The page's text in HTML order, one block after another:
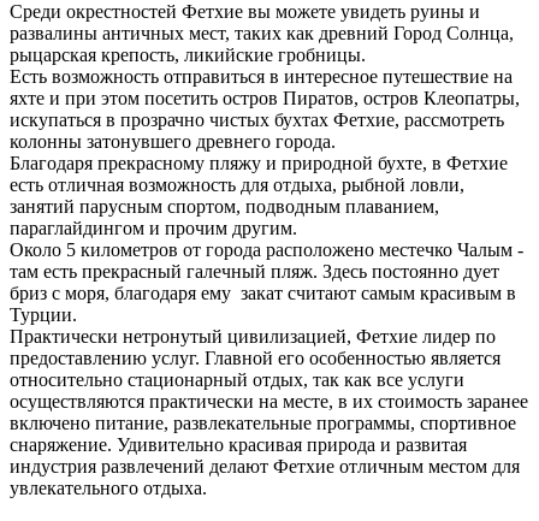
Среди окрестностей Фетхие вы можете увидеть руины и
развалины античных мест, таких как древний Город Солнца,
рыцарская крепость, ликийские гробницы.
Есть возможность отправиться в интересное путешествие на
яхте и при этом посетить остров Пиратов, остров Клеопатры,
искупаться в прозрачно чистых бухтах Фетхие, рассмотреть
колонны затонувшего древнего города.
Благодаря прекрасному пляжу и природной бухте, в Фетхие
есть отличная возможность для отдыха, рыбной ловли,
занятий парусным спортом, подводным плаванием,
параглайдингом и прочим другим.
Около 5 километров от города расположено местечко Чалым -
там есть прекрасный галечный пляж. Здесь постоянно дует
бриз с моря, благодаря ему закат считают самым красивым в
Турции.
Практически нетронутый цивилизацией, Фетхие лидер по
предоставлению услуг. Главной его особенностью является
относительно стационарный отдых, так как все услуги
осуществляются практически на месте, в их стоимость заранее
включено питание, развлекательные программы, спортивное
снаряжение. Удивительно красивая природа и развитая
индустрия развлечений делают Фетхие отличным местом для
увлекательного отдыха.